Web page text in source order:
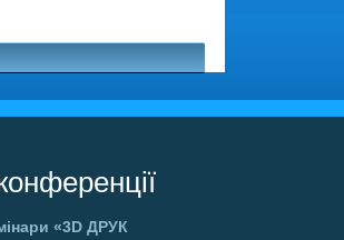
«3D ДРУК